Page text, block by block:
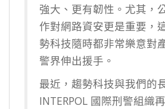
強大、更有韌性。尤其，
作對網路資安更是重要，
勢科技隨時都非常樂意對
警界伸出援手。
最近，趨勢科技與我們的
INTERPOL 國際刑警組織